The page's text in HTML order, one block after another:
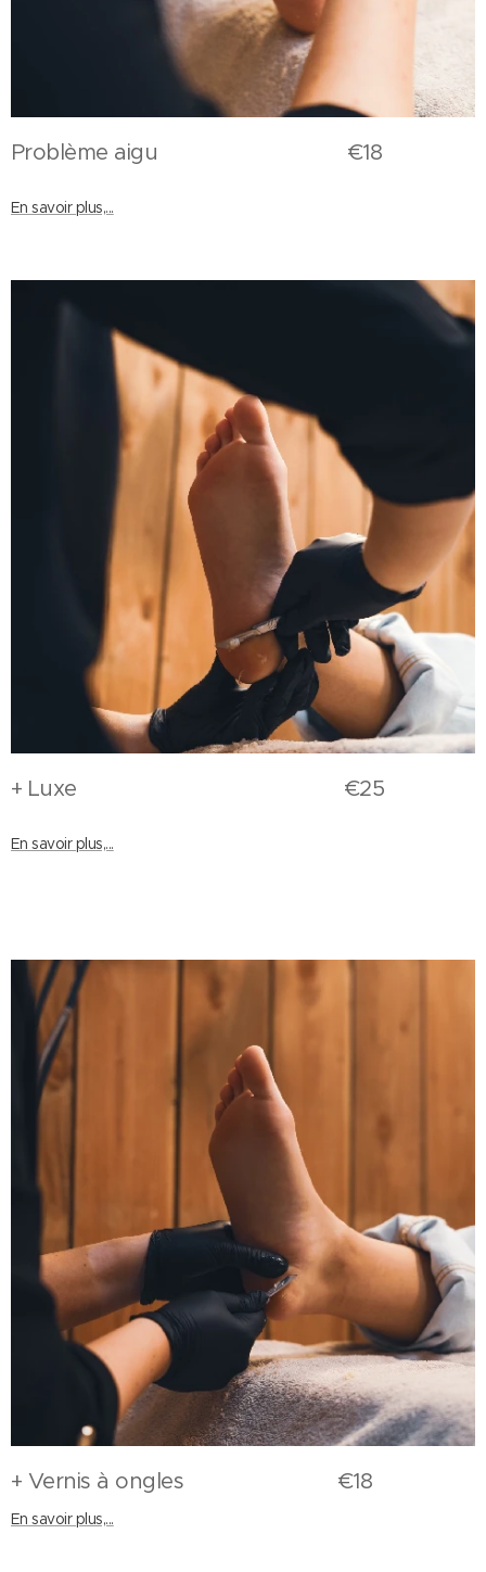
Problème aigu €18
En savoir plus,...
+ Luxe €25
En savoir plus,...
+ Vernis à ongles €18
En savoir plus,...